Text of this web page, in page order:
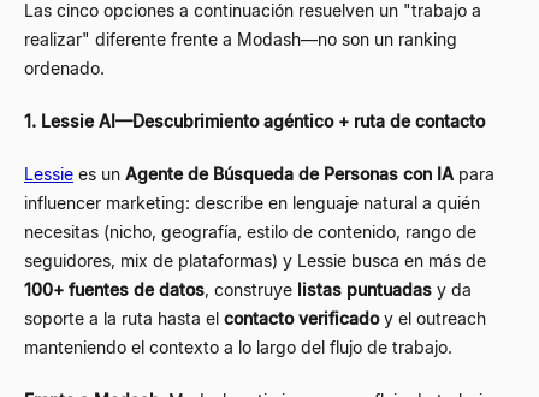
Las cinco opciones a continuación resuelven un "trabajo a
realizar" diferente frente a Modash—no son un ranking
ordenado.
1. Lessie AI—Descubrimiento agéntico + ruta de contacto
Lessie es un Agente de Búsqueda de Personas con IA para
influencer marketing: describe en lenguaje natural a quién
necesitas (nicho, geografía, estilo de contenido, rango de
seguidores, mix de plataformas) y Lessie busca en más de
100+ fuentes de datos, construye listas puntuadas y da
soporte a la ruta hasta el contacto verificadoy el outreach
manteniendo el contexto a lo largo del flujo de trabajo.